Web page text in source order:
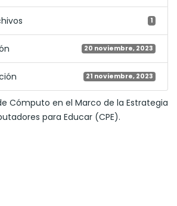
1
20 noviembre, 2023
21 noviembre, 2023
Cómputo en el Marco de la Estrategia
para Educar (CPE).